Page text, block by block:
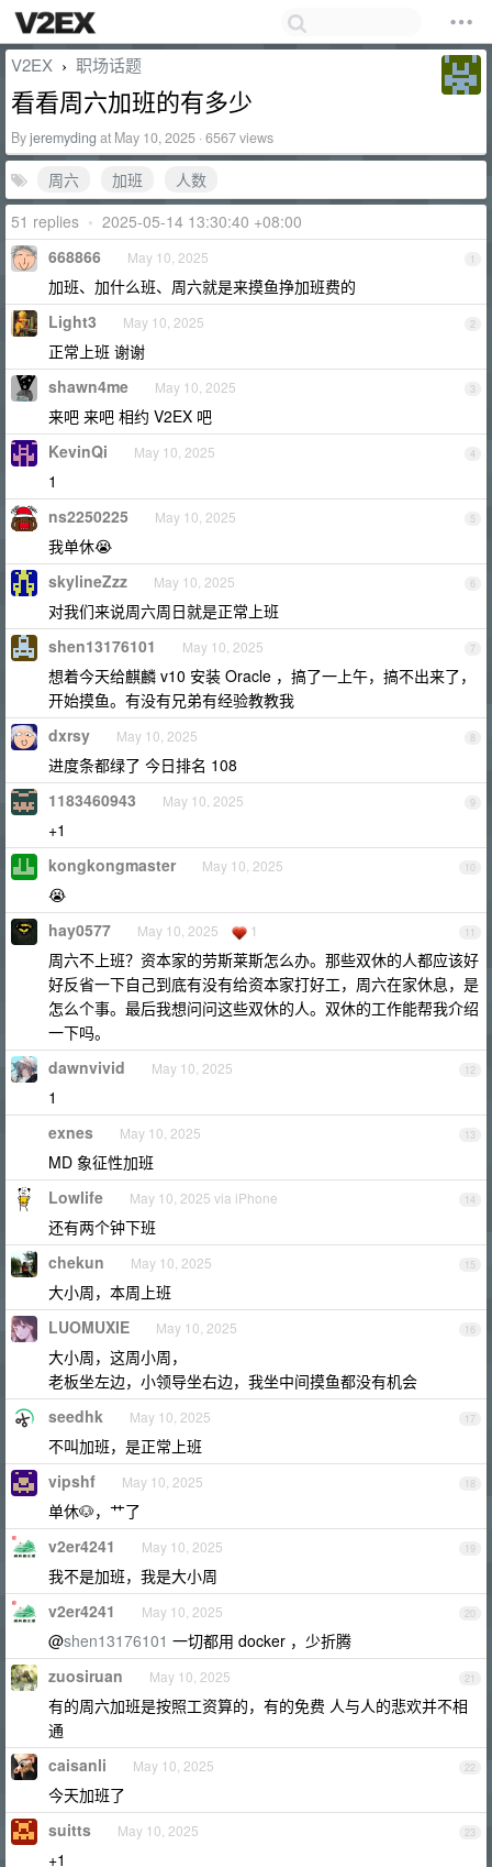
V2EX › 职场话题
看看周六加班的有多少
Byjeremyding at May 10, 2025 · 6567 views
周六 加班
人数
51 replies • 2025-05-14 13:30:40 +08:00
1
668866 May 10, 2025
加班、加什么班、周六就是来摸鱼挣加班费的
2
Light3 May 10, 2025
正常上班 谢谢
3
shawn4me May 10, 2025
来吧 来吧 相约 V2EX 吧
4
KevinQi May 10, 2025
1
5
ns2250225 May 10, 2025
我单休😭
6
skylineZzz May 10, 2025
对我们来说周六周日就是正常上班
7
shen13176101 May 10, 2025
想着今天给麒麟 v10 安装 Oracle ，搞了一上午，搞不出来了，
开始摸鱼。有没有兄弟有经验教教我
8
dxrsy May 10, 2025
进度条都绿了 今日排名 108
9
1183460943 May 10, 2025
+1
10
kongkongmaster May 10, 2025
😭
11
hay0577 May 10, 2025 1
周六不上班？资本家的劳斯莱斯怎么办。那些双休的人都应该好
好反省一下自己到底有没有给资本家打好工，周六在家休息，是
怎么个事。最后我想问问这些双休的人。双休的工作能帮我介绍
一下吗。
12
dawnvivid May 10, 2025
1
13
exnes May 10, 2025
MD 象征性加班
14
Lowlife May 10, 2025 via iPhone
还有两个钟下班
15
chekun May 10, 2025
大小周，本周上班
16
LUOMUXIE May 10, 2025
大小周，这周小周，
老板坐左边，小领导坐右边，我坐中间摸鱼都没有机会
17
seedhk May 10, 2025
不叫加班，是正常上班
18
vipshf May 10, 2025
单休🐶，艹了
19
v2er4241 May 10, 2025
我不是加班，我是大小周
20
v2er4241 May 10, 2025
@shen13176101 一切都用 docker ，少折腾
21
zuosiruan May 10, 2025
有的周六加班是按照工资算的，有的免费 人与人的悲欢并不相
通
22
caisanli May 10, 2025
今天加班了
23
suitts May 10, 2025
+1